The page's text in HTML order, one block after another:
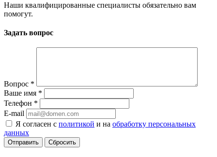
Наши квалифицированные специалисты обязательно вам
помогут.
Задать вопрос
Вопрос *
Ваше имя *
Телефон *
E-mail
Я согласен с политикой и на обработку персональных
данных
Сбросить